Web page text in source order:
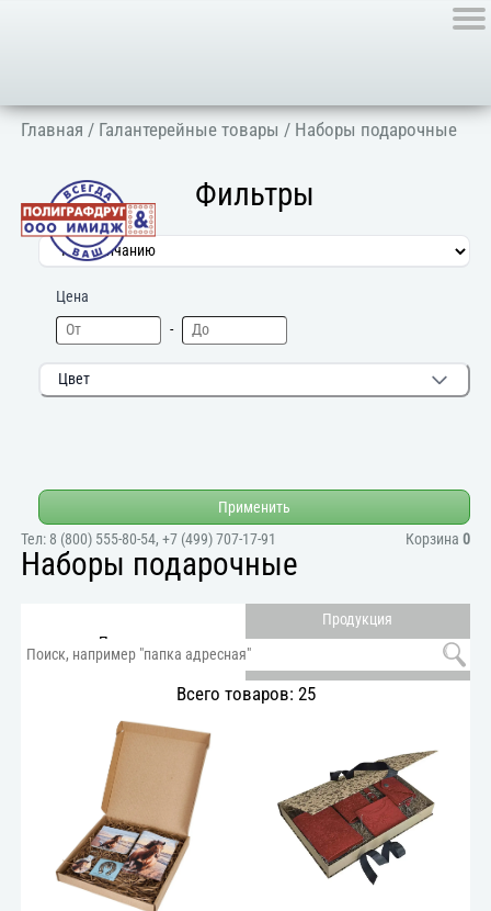
Корзина 0
Тел: 8 (800) 555-80-54,+7 (499) 707-17-91
Главная / Галантерейные товары / Наборы подарочные
Фильтры
Цена
-
Цвет
Применить
Наборы подарочные
Продукция
Продукция
по параметрам
Всего товаров: 25